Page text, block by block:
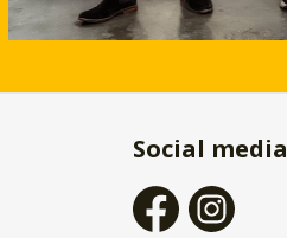
Social media